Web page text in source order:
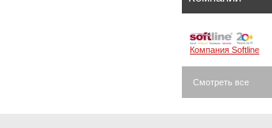
Компания Softline
Смотреть все